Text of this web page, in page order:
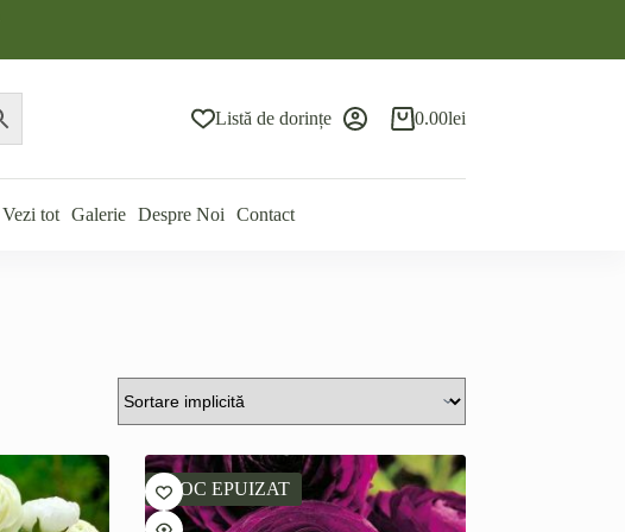
Listă de dorințe
Coș0.00lei
Vezi tot Galerie Despre Noi Contact
STOC EPUIZAT